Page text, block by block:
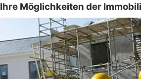
Ihre Möglichkeiten der